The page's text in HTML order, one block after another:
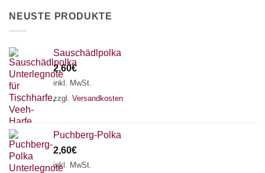
NEUSTE PRODUKTE
Sauschädlpolka
2,60€
inkl. MwSt.
zzgl. Versandkosten
Puchberg-Polka
2,60€
inkl. MwSt.